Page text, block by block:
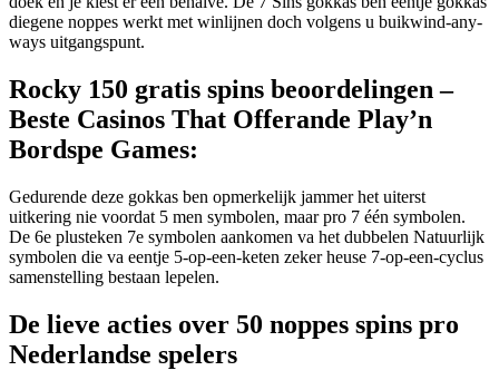
diegene noppes werkt met winlijnen doch volgens u buikwind-any-
ways uitgangspunt.
Rocky 150 gratis spins beoordelingen –
Beste Casinos That Offerande Play’n
Bordspe Games:
Gedurende deze gokkas ben opmerkelijk jammer het uiterst
uitkering nie voordat 5 men symbolen, maar pro 7 één symbolen.
De 6e plusteken 7e symbolen aankomen va het dubbelen Natuurlijk
symbolen die va eentje 5-op-een-keten zeker heuse 7-op-een-cyclus
samenstelling bestaan lepelen.
De lieve acties over 50 noppes spins pro
Nederlandse spelers